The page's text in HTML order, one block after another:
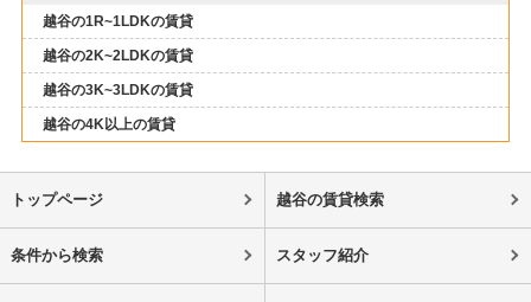
越谷の1R~1LDKの賃貸
越谷の2K~2LDKの賃貸
越谷の3K~3LDKの賃貸
越谷の4K以上の賃貸
トップページ 越谷の賃貸検索
条件から検索 スタッフ紹介